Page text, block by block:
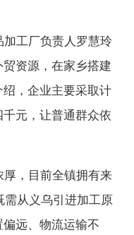
工厂负责人罗慧玲
资源，在家乡搭建
，企业主要采取计
元，让普通群众依
，目前全镇拥有来
需从义乌引进加工原
远、物流运输不